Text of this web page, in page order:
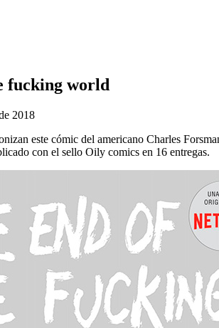
fucking world
2018
este cómic del americano Charles
con el sello Oily comics en 16 entregas.